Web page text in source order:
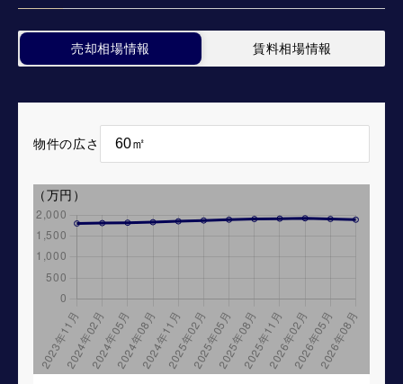
売却相場情報 賃料相場情報
物件の広さ
（万円）